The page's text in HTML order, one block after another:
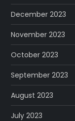
December 2023
November 2023
October 2023
September 2023
August 2023
July 2023